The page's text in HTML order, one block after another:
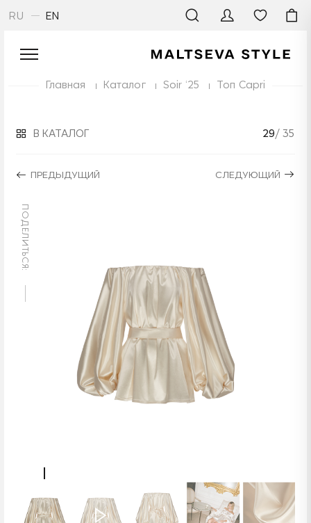
RU EN
Главная Каталог Soir ‘25 Топ Capri
В КАТАЛОГ
ПРЕДЫДУЩИЙ
29/ 35
СЛЕДУЮЩИЙ
ПОДЕЛИТЬСЯ: